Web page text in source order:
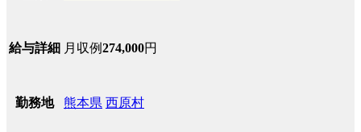
給与詳細 月収例274,000円
勤務地 熊本県 西原村